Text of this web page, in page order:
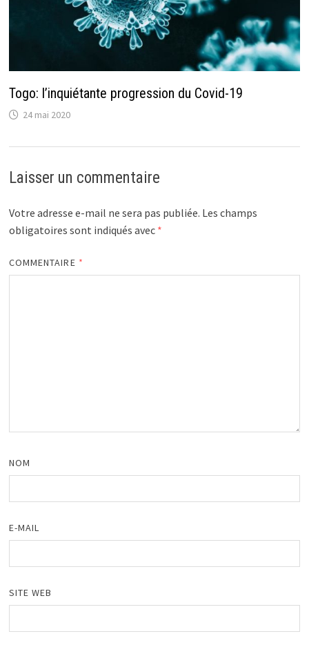
Togo: l’inquiétante progression du Covid-19
24 mai 2020
Laisser un commentaire
Votre adresse e-mail ne sera pas publiée. Les champs
obligatoires sont indiqués avec *
COMMENTAIRE *
NOM
E-MAIL
SITE WEB